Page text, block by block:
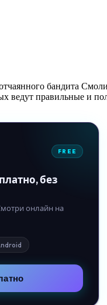
бандита
правильные и
FREE
без
онлайн на